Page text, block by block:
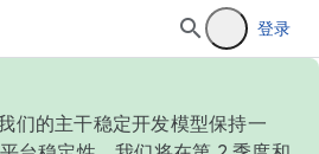
登录
们的主干稳定开发模型保持一